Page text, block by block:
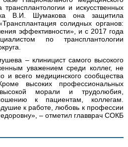
трансплантологии и искусственных
В.И. Шумакова она защитила
солидных органов:
эффективности», и с 2017 года
по трансплантологии
– клиницист самого высокого
уважением среди коллег, не
и всего медицинского сообщества
высоких профессиональных
морали и трудолюбия,
к пациентам, коллегам.
к работе, любовь к профессии
– отметил главврач СОКБ